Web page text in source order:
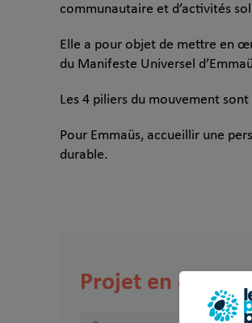
communautaire et d’activités
Elle a pour objet de mettre en
du Manifeste Universel
Les 4 piliers du mouvement
Pour Emmaüs, accueillir une
durable.
Projet en cours